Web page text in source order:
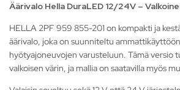
Äärivalo Hella DuraLED 12/24V –
HELLA 2PF 959 855-201 on kompakti ja
äärivalo, joka on suunniteltu
hyötyajoneuvojen varusteluun. Tämä versio
valkoisen värin, ja mallia on saatavilla myös